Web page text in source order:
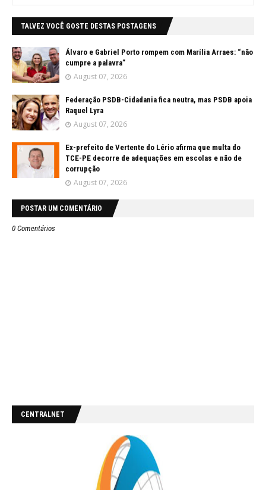
TALVEZ VOCÊ GOSTE DESTAS POSTAGENS
Álvaro e Gabriel Porto rompem com Marília Arraes: “não
cumpre a palavra”
August 07, 2026
Federação PSDB-Cidadania fica neutra, mas PSDB apoia
Raquel Lyra
August 07, 2026
Ex-prefeito de Vertente do Lério afirma que multa do
TCE-PE decorre de adequações em escolas e não de
corrupção
August 07, 2026
POSTAR UM COMENTÁRIO
0 Comentários
CENTRALNET